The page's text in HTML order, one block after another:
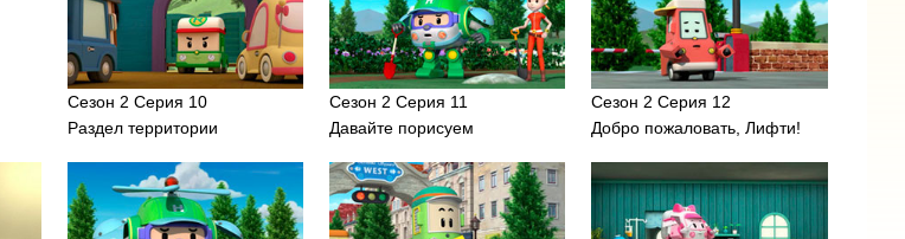
Сезон 2 Серия 10
Раздел территории
Сезон 2 Серия 11
Давайте порисуем
Сезон 2 Серия 12
Добро пожаловать, Лифти!